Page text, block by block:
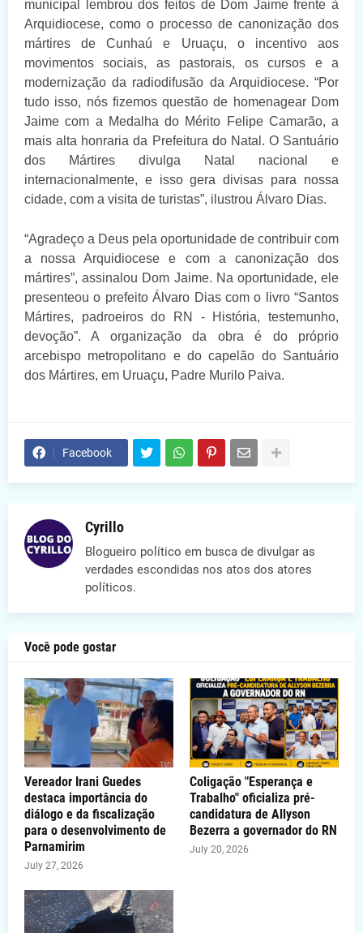
municipal lembrou dos feitos de Dom Jaime frente à
Arquidiocese, como o processo de canonização dos
mártires de Cunhaú e Uruaçu, o incentivo aos
movimentos sociais, as pastorais, os cursos e a
modernização da radiodifusão da Arquidiocese. “Por
tudo isso, nós fizemos questão de homenagear Dom
Jaime com a Medalha do Mérito Felipe Camarão, a
mais alta honraria da Prefeitura do Natal. O Santuário
dos Mártires divulga Natal nacional e
internacionalmente, e isso gera divisas para nossa
cidade, com a visita de turistas”, ilustrou Álvaro Dias.
“Agradeço a Deus pela oportunidade de contribuir com
a nossa Arquidiocese e com a canonização dos
mártires”, assinalou Dom Jaime. Na oportunidade, ele
presenteou o prefeito Álvaro Dias com o livro “Santos
Mártires, padroeiros do RN - História, testemunho,
devoção”. A organização da obra é do próprio
arcebispo metropolitano e do capelão do Santuário
dos Mártires, em Uruaçu, Padre Murilo Paiva.
Facebook
Cyrillo
Blogueiro político em busca de divulgar as
verdades escondidas nos atos dos atores
políticos.
Você pode gostar
Vereador Irani Guedes
destaca importância do
diálogo e da fiscalização
para o desenvolvimento de
Parnamirim
July 27, 2026
Coligação "Esperança e
Trabalho" oficializa pré-
candidatura de Allyson
Bezerra a governador do RN
July 20, 2026